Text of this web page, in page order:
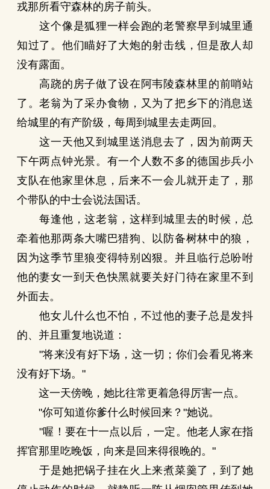
戎那所看守森林的房子前头。
这个像是狐狸一样会跑的老警察早到城里通
知过了。他们瞄好了大炮的射击线，但是敌人却
没有露面。
高跷的房子做了设在阿韦陵森林里的前哨站
了。老翁为了采办食物，又为了把乡下的消息送
给城里的有产阶级，每周到城里去走两回。
这一天他又到城里送消息去了，因为前两天
下午两点钟光景。有一个人数不多的德国步兵小
支队在他家里休息，后来不一会儿就开走了，那
个带队的中士会说法国话。
每逢他，这老翁，这样到城里去的时候，总
牵着他那两条大嘴巴猎狗、以防备树林中的狼，
因为这季节里狼变得特别凶狠。并且临行总吩咐
他的妻女一到天色快黑就要关好门待在家里不到
外面去。
他女儿什么也不怕，不过他的妻子总是发抖
的、并且重复地说道：
"将来没有好下场，这一切；你们会看见将来
没有好下场。"
这一天傍晚，她比往常更着急得厉害一点。
"你可知道你爹什么时候回来？"她说。
"喔！要在十一点以后，一定。他老人家在指
挥官那里吃晚饭，向来是回来得很晚的。"
于是她把锅子挂在火上来煮菜羹了，到了她